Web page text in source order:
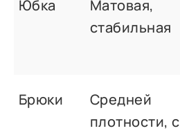
Юбка
Матовая,
стабильная
Брюки
Средней
плотности, с